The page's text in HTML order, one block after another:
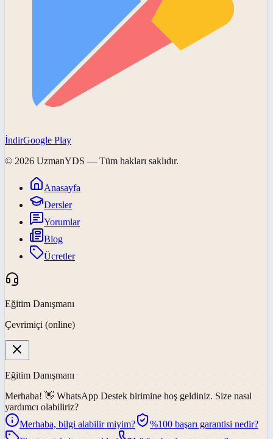
İndirGoogle Play
© 2026 UzmanYDS — Tüm hakları saklıdır.
Anasayfa
Dersler
Yorumlar
Blog
Ücretler
Eğitim Danışmanı
Çevrimiçi (online)
Eğitim Danışmanı
Merhaba! 👋 WhatsApp Destek birimine hoş geldiniz. Size nasıl
yardımcı olabiliriz?
Merhaba, bilgi alabilir miyim?
%100 başarı garantisi nedir?